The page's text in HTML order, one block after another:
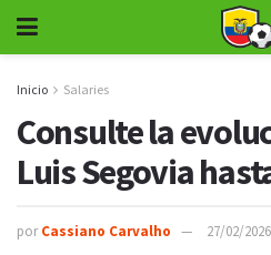
Inicio Salaries
Consulte la
Luis Segovia
por Cassiano Carvalho 27/02/2026